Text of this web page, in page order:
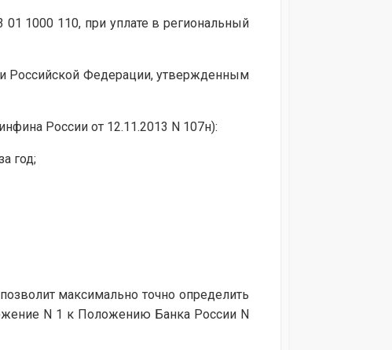
1000 110, при уплате в региональный
Российской Федерации, утвержденным
России от 12.11.2013 N 107н):
год;
максимально точно определить
N 1 к Положению Банка России N